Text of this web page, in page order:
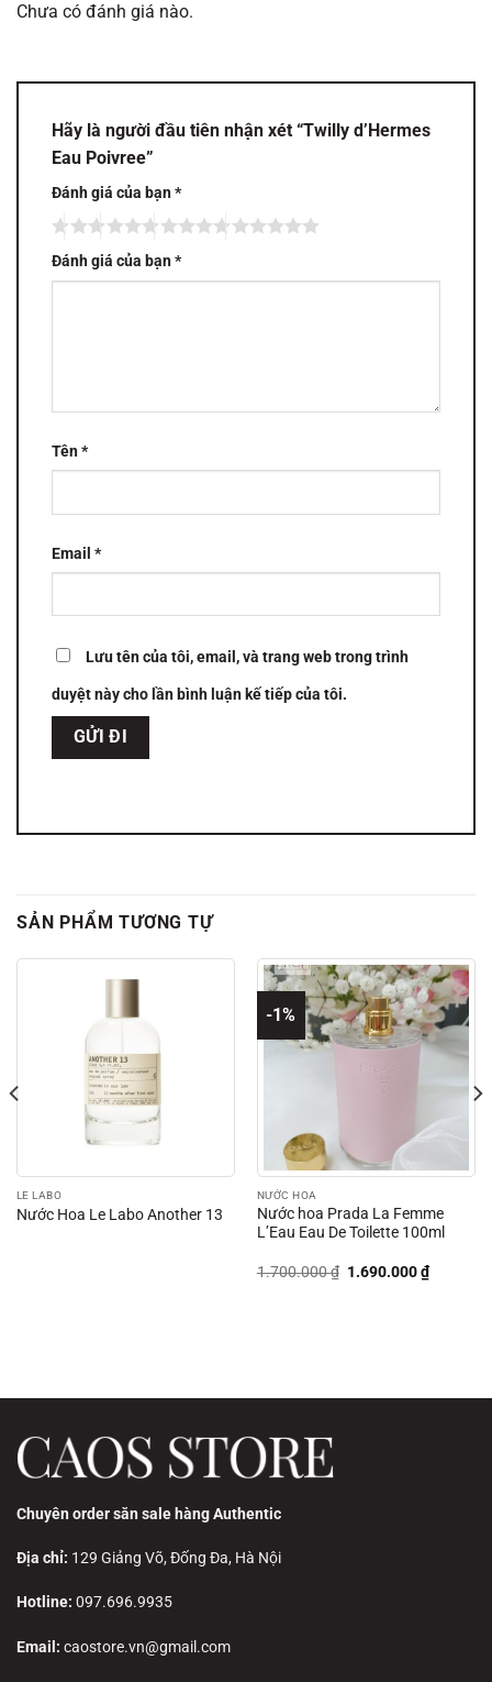
Chưa có đánh giá nào.
Hãy là người đầu tiên nhận xét “Twilly d’Hermes
Eau Poivree”
Đánh giá của bạn*
Đánh giá của bạn*
Tên*
Email *
Lưu tên của tôi, email, và trang web trong trình
duyệt này cho lần bình luận kế tiếp của tôi.
SẢN PHẨM TƯƠNG TỰ
LE LABO
Nước Hoa Le Labo Another 13
-1%
NƯỚC HOA
Nước hoa Prada La Femme
L’Eau Eau De Toilette 100ml
1.700.000₫ Giá
1.690.000₫Giá
hiện
Chuyên order săn sale hàng Authentic
Địa chỉ: 129 Giảng Võ, Đống Đa, Hà Nội
Hotline: 097.696.9935
Email: caostore.vn@gmail.com